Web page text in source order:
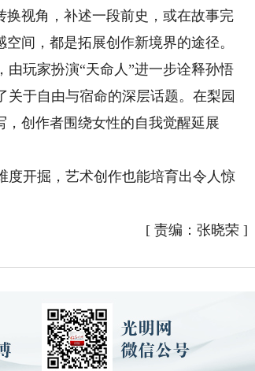
换视角，补述一段前史，或在故事完
间，都是拓展创作新境界的途径。
玩家扮演“天命人”进一步诠释孙悟
于自由与宿命的深层话题。在梨园
，创作者围绕女性的自我觉醒延展
开掘，艺术创作也能培育出令人惊
[ 责编：张晓荣 ]